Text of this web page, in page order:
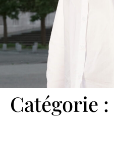
Catégorie :